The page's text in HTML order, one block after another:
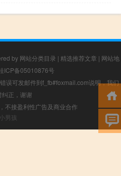
by 网站分类目录 | 精选推荐文章 | 网站地
ICP备05010876号
误可发邮件到f_fb#foxmail.com说明，我们
纠正，谢谢
不接盈利性广告及商业合作
小男孩